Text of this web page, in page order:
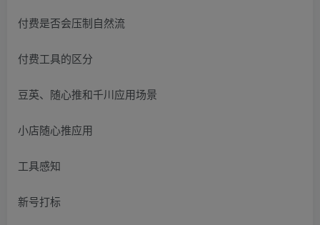
付费是否会压制自然流
付费工具的区分
豆英、随心推和千川应用场景
小店随心推应用
工具感知
新号打标